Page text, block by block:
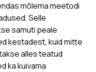
mõlema meetodi
Selle
samuti peale
kestadest, kuid mitte
alles teatud
ka kuivama